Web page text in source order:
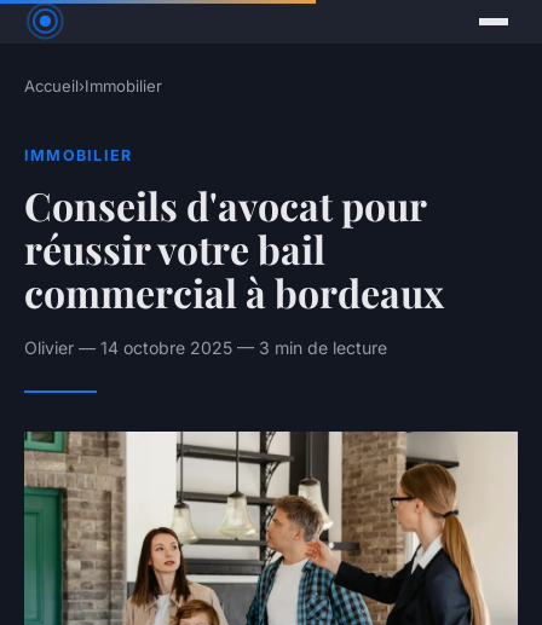
Accueil›Immobilier
IMMOBILIER
Conseils d'avocat pour
réussir votre bail
commercial à bordeaux
Olivier — 14 octobre 2025 — 3 min de lecture